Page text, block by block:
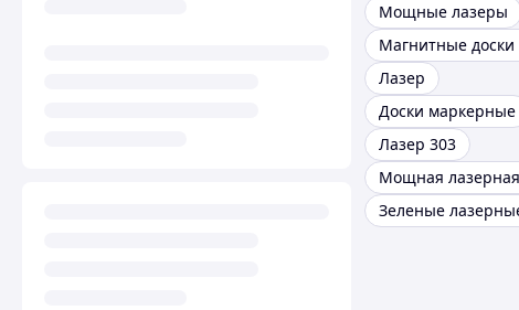
Мощные лазеры
Лазер
Доски маркерные
Лазер 303